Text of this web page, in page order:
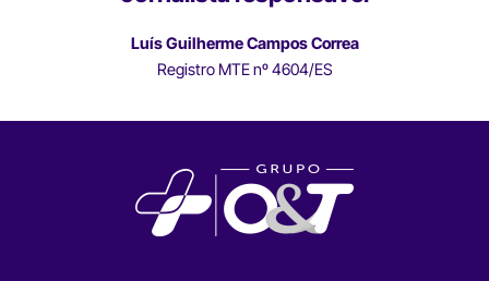
Luís Guilherme Campos Correa
Registro MTE nº 4604/ES